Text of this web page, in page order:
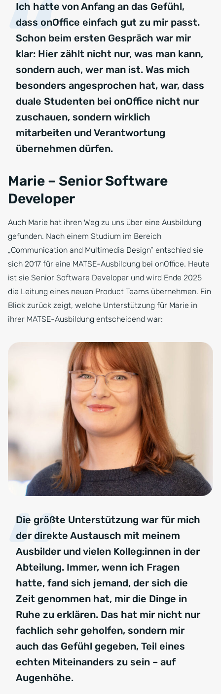
Ich hatte von Anfang an das Gefühl,
dass onOffice einfach gut zu mir passt.
Schon beim ersten Gespräch war mir
klar: Hier zählt nicht nur, was man kann,
sondern auch, wer man ist. Was mich
besonders angesprochen hat, war, dass
duale Studenten bei onOffice nicht nur
zuschauen, sondern wirklich
mitarbeiten und Verantwortung
übernehmen dürfen.
Marie – Senior Software
Developer
Auch Marie hat ihren Weg zu uns über eine Ausbildung
gefunden. Nach einem Studium im Bereich
„Communication and Multimedia Design“ entschied sie
sich 2017 für eine MATSE-Ausbildung bei onOffice. Heute
ist sie Senior Software Developer und wird Ende 2025
die Leitung eines neuen Product Teams übernehmen. Ein
Blick zurück zeigt, welche Unterstützung für Marie in
ihrer MATSE-Ausbildung entscheidend war:
Die größte Unterstützung war für mich
der direkte Austausch mit meinem
Ausbilder und vielen Kolleg:innen in der
Abteilung. Immer, wenn ich Fragen
hatte, fand sich jemand, der sich die
Zeit genommen hat, mir die Dinge in
Ruhe zu erklären. Das hat mir nicht nur
fachlich sehr geholfen, sondern mir
auch das Gefühl gegeben, Teil eines
echten Miteinanders zu sein – auf
Augenhöhe.